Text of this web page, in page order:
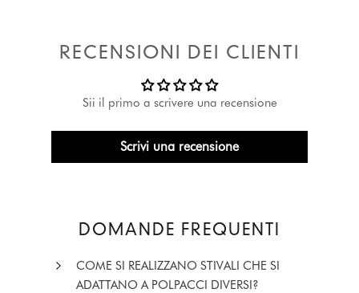
RECENSIONI DEI CLIENTI
Sii il primo a scrivere una recensione
Scrivi una recensione
DOMANDE FREQUENTI
COME SI REALIZZANO STIVALI CHE SI
ADATTANO A POLPACCI DIVERSI?